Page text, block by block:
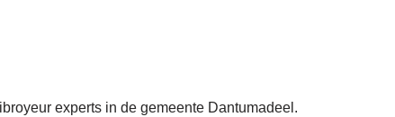
experts in de gemeente Dantumadeel.